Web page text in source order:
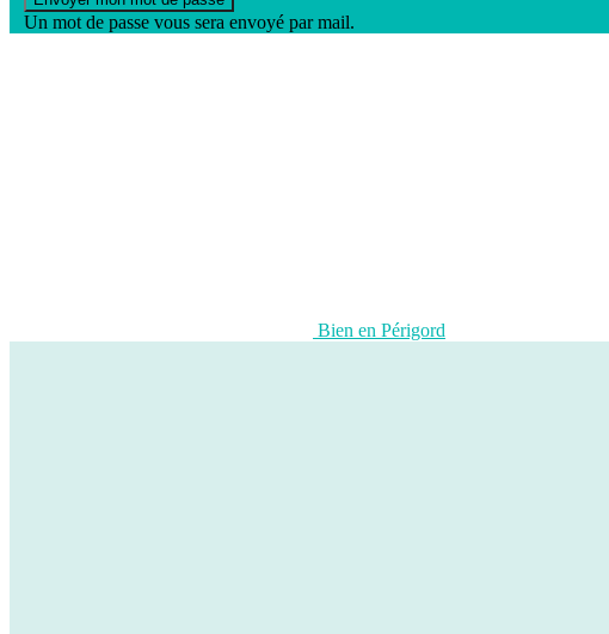
Un mot de passe vous sera envoyé par mail.
Bien en Périgord